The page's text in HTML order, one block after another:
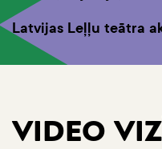
Latvijas Leļļu teātra
VIDEO